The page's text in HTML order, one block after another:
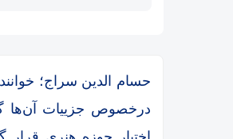
حسام الدین سراج؛
درخصوص جزییات آن‌ها